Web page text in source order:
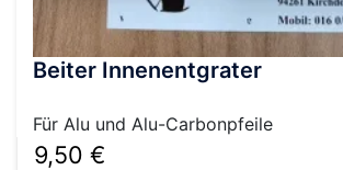
Beiter Innenentgrater
Für Alu und Alu-Carbonpfeile
9,50 €